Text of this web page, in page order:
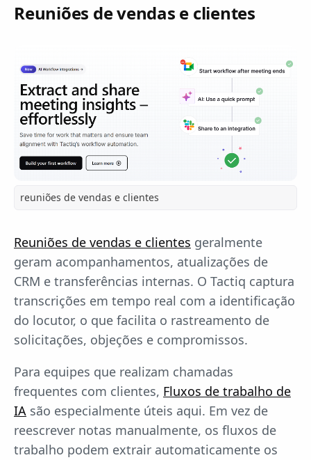
Reuniões de vendas e clientes
reuniões de vendas e clientes
Reuniões de vendas e clientes geralmente
geram acompanhamentos, atualizações de
CRM e transferências internas. O Tactiq captura
transcrições em tempo real com a identificação
do locutor, o que facilita o rastreamento de
solicitações, objeções e compromissos.
Para equipes que realizam chamadas
frequentes com clientes, Fluxos de trabalho de
IA são especialmente úteis aqui. Em vez de
reescrever notas manualmente, os fluxos de
trabalho podem extrair automaticamente os